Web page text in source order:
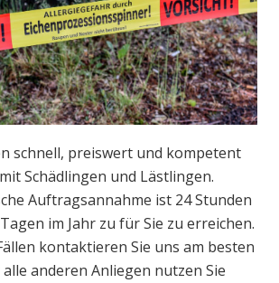
schnell, preiswert und kompetent
Schädlingen und Lästlingen.
Jahr zu für Sie zu erreichen.
kontaktieren Sie uns am besten
anderen Anliegen nutzen Sie